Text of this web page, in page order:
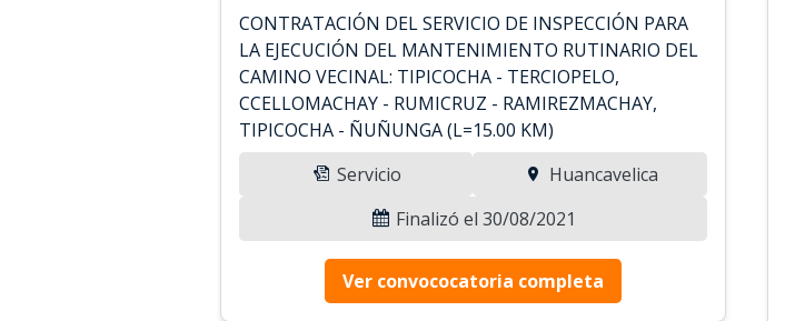
CONTRATACIÓN DEL SERVICIO DE INSPECCIÓN PARA
LA EJECUCIÓN DEL MANTENIMIENTO RUTINARIO DEL
CAMINO VECINAL: TIPICOCHA - TERCIOPELO,
CCELLOMACHAY - RUMICRUZ - RAMIREZMACHAY,
TIPICOCHA - ÑUÑUNGA (L=15.00 KM)
Servicio
Huancavelica
Finalizó el 30/08/2021
Ver convococatoria completa